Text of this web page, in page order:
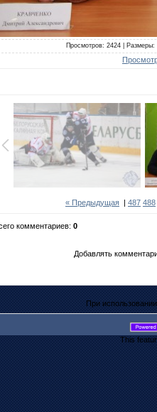
Просмотров: 2424 |
« Предыдущая | 487 488
комментариев: 0
Добавлять
При
This